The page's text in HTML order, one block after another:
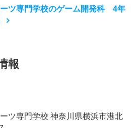
ツ専門学校のゲーム開発科 4年
報
ツ専門学校 神奈川県横浜市港北